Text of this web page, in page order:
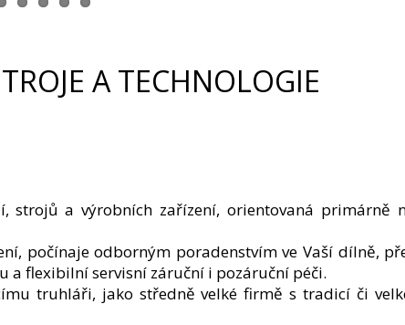
A TECHNOLOGIE
a výrobních zařízení, orientovaná primárně
počínaje odborným poradenstvím ve Vaší dílně,
a flexibilní servisní záruční i pozáruční péči.
truhláři, jako středně velké firmě s tradicí či